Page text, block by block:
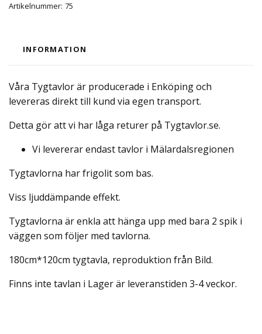
Artikelnummer: 75
INFORMATION
Våra Tygtavlor är producerade i Enköping och
levereras direkt till kund via egen transport.
Detta gör att vi har låga returer på Tygtavlor.se.
Vi levererar endast tavlor i Mälardalsregionen
Tygtavlorna har frigolit som bas.
Viss ljuddämpande effekt.
Tygtavlorna är enkla att hänga upp med bara 2 spik i
väggen som följer med tavlorna.
180cm*120cm tygtavla, reproduktion från Bild.
Finns inte tavlan i Lager är leveranstiden 3-4 veckor.